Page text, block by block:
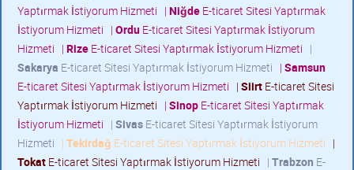
Yaptırmak İstiyorum Hizmeti | Niğde E-ticaret Sitesi Yaptırmak
İstiyorum Hizmeti | Ordu E-ticaret Sitesi Yaptırmak İstiyorum
Hizmeti | Rize E-ticaret Sitesi Yaptırmak İstiyorum Hizmeti |
Sakarya E-ticaret Sitesi Yaptırmak İstiyorum Hizmeti | Samsun
E-ticaret Sitesi Yaptırmak İstiyorum Hizmeti | Siirt E-ticaret Sitesi
Yaptırmak İstiyorum Hizmeti | Sinop E-ticaret Sitesi Yaptırmak
İstiyorum Hizmeti | Sivas E-ticaret Sitesi Yaptırmak İstiyorum
Hizmeti | Tekirdağ E-ticaret Sitesi Yaptırmak İstiyorum Hizmeti |
Tokat E-ticaret Sitesi Yaptırmak İstiyorum Hizmeti | Trabzon E-